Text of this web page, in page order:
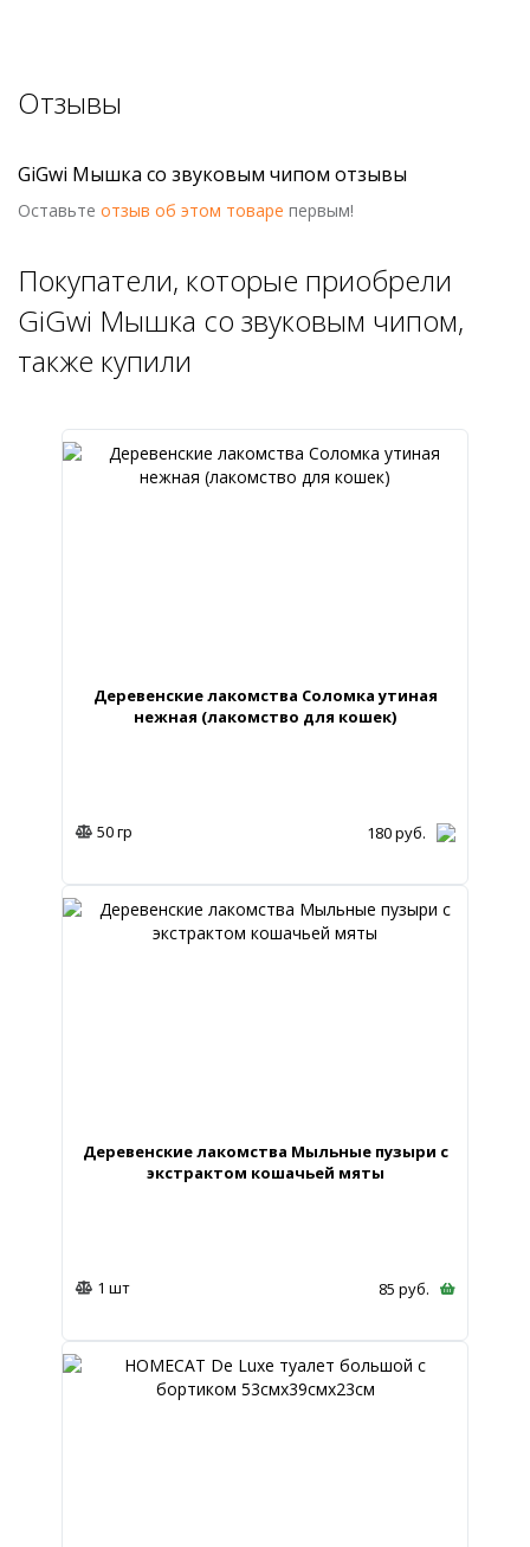
Отзывы
GiGwi Мышка со звуковым чипом отзывы
Оставьте отзыв об этом товаре первым!
Покупатели, которые приобрели
GiGwi Мышка со звуковым чипом,
также купили
Деревенские лакомства Соломка утиная
нежная (лакомство для кошек)
50 гр 180руб.
Деревенские лакомства Мыльные пузыри с
экстрактом кошачьей мяты
1 шт 85 руб.